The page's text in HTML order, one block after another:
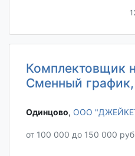
Комплектовщик
Сменный
Одинцово‎, ООО
от 100 000 до 150 000 руб